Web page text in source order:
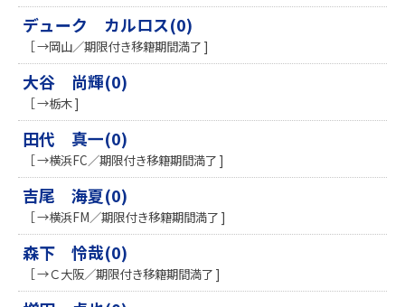
デューク カルロス(0)
［ →岡山／期限付き移籍期間満了 ]
大谷 尚輝(0)
［ →栃木 ]
田代 真一(0)
［ →横浜FC／期限付き移籍期間満了 ]
吉尾 海夏(0)
［ →横浜FM／期限付き移籍期間満了 ]
森下 怜哉(0)
［ →Ｃ大阪／期限付き移籍期間満了 ]